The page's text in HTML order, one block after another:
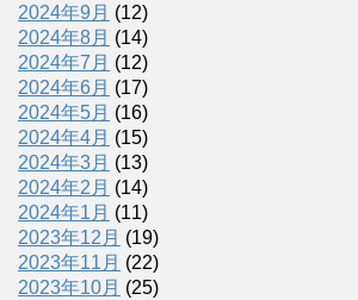
2024年9月 (12)
2024年8月 (14)
2024年7月 (12)
2024年6月 (17)
2024年5月 (16)
2024年4月 (15)
2024年3月 (13)
2024年2月 (14)
2024年1月 (11)
2023年12月 (19)
2023年11月 (22)
2023年10月 (25)